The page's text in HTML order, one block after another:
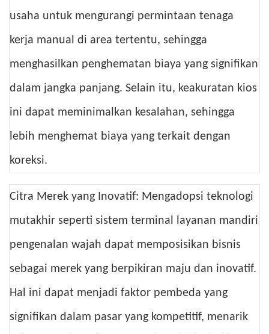
usaha untuk mengurangi permintaan tenaga
kerja manual di area tertentu, sehingga
menghasilkan penghematan biaya yang signifikan
dalam jangka panjang. Selain itu, keakuratan kios
ini dapat meminimalkan kesalahan, sehingga
lebih menghemat biaya yang terkait dengan
koreksi.
Citra Merek yang Inovatif: Mengadopsi teknologi
mutakhir seperti sistem terminal layanan mandiri
pengenalan wajah dapat memposisikan bisnis
sebagai merek yang berpikiran maju dan inovatif.
Hal ini dapat menjadi faktor pembeda yang
signifikan dalam pasar yang kompetitif, menarik